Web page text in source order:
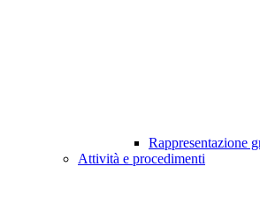
Rappresentazione
Attività e procedimenti